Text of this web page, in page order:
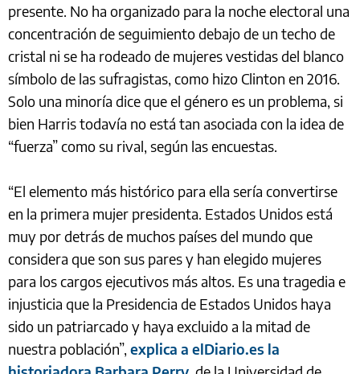
presente. No ha organizado para la noche electoral una
concentración de seguimiento debajo de un techo de
cristal ni se ha rodeado de mujeres vestidas del blanco
símbolo de las sufragistas, como hizo Clinton en 2016.
Solo una minoría dice que el género es un problema, si
bien Harris todavía no está tan asociada con la idea de
“fuerza” como su rival, según las encuestas.
“El elemento más histórico para ella sería convertirse
en la primera mujer presidenta. Estados Unidos está
muy por detrás de muchos países del mundo que
considera que son sus pares y han elegido mujeres
para los cargos ejecutivos más altos. Es una tragedia e
injusticia que la Presidencia de Estados Unidos haya
sido un patriarcado y haya excluido a la mitad de
nuestra población”, explica a elDiario.es la